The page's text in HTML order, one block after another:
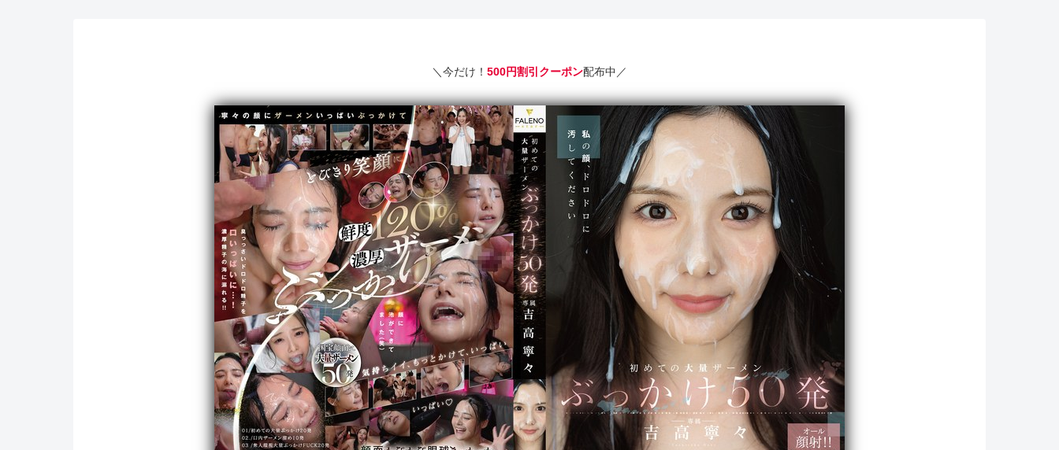
＼今だけ！ 500円割引クーポン配布中／